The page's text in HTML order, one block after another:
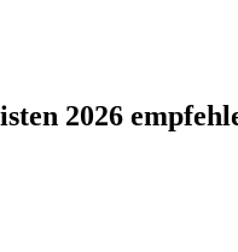
2026